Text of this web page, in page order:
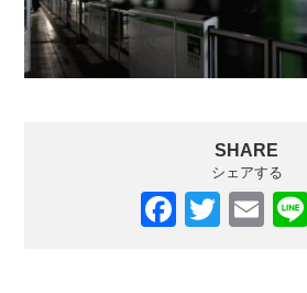
SHARE
シェアする
F
T
E